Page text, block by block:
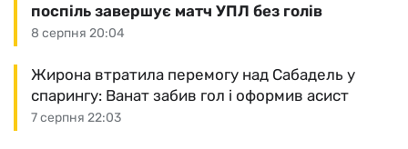
8 серпня 20:04
поспіль завершує матч УПЛ без голів
7 серпня 22:03
Жирона втратила перемогу над Сабадель у
спарингу: Ванат забив гол і оформив асист